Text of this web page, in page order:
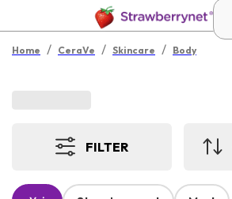
Home / CeraVe / Skincare / Body
FILTER